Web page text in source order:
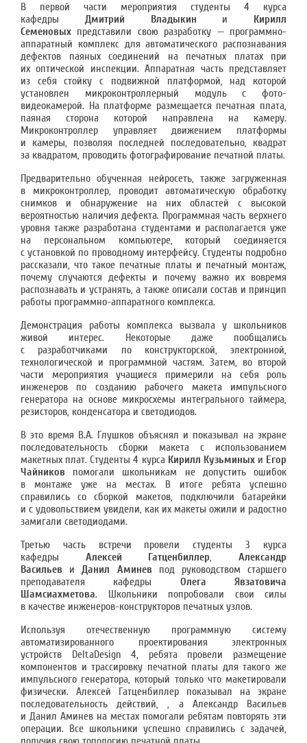
В первой части мероприятия студенты 4 курса
кафедры Дмитрий Владыкин и Кирилл
Семеновых представили свою разработку — программно-
аппаратный комплекс для автоматического распознавания
дефектов паяных соединений на печатных платах при
их оптической инспекции. Аппаратная часть представляет
из себя стойку с подвижной платформой, над которой
установлен микроконтроллерный модуль с фото-
видеокамерой. На платформе размещается печатная плата,
паяная сторона которой направлена на камеру.
Микроконтроллер управляет движением платформы
и камеры, позволяя последней последовательно, квадрат
за квадратом, проводить фотографирование печатной платы.
Предварительно обученная нейросеть, также загруженная
в микроконтроллер, проводит автоматическую обработку
снимков и обнаружение на них областей с высокой
вероятностью наличия дефекта. Программная часть верхнего
уровня также разработана студентами и располагается уже
на персональном компьютере, который соединяется
с установкой по проводному интерфейсу. Студенты подробно
рассказали, что такое печатные платы и печатный монтаж,
почему случаются дефекты и почему важно их вовремя
распознавать и устранять, а также описали состав и принцип
работы программно-аппаратного комплекса.
Демонстрация работы комплекса вызвала у школьников
живой интерес. Некоторые даже пообщались
с разработчиками по конструкторской, электронной,
технологической и программной частям. Затем, во второй
части мероприятия учащиеся примерили на себя роль
инженеров по созданию рабочего макета импульсного
генератора на основе микросхемы интегрального таймера,
резисторов, конденсатора и светодиодов.
В это время В.А. Глушков объяснял и показывал на экране
последовательность сборки макета с использованием
макетных плат. Студенты 4 курса Кирилл Кузьминыхи Егор
Чайников помогали школьникам не допустить ошибок
в монтаже уже на местах. В итоге ребята успешно
справились со сборкой макетов, подключили батарейки
и с удовольствием увидели, как их макеты ожили и радостно
замигали светодиодами.
Третью часть встречи провели студенты 3 курса
кафедры Алексей Гатценбиллер,Александр
Васильев иДанил Аминевпод руководством старшего
преподавателя кафедры Олега Явзатовича
Шамсиахметова. Школьники попробовали свои силы
в качестве инженеров-конструкторов печатных узлов.
Используя отечественную программную систему
автоматизированного проектирования электронных
устройств DeltaDesign 4, ребята провели размещение
компонентов и трассировку печатной платы для такого же
импульсного генератора, который только что макетировали
физически. Алексей Гатценбиллер показывал на экране
последовательность действий, , а Александр Васильев
и Данил Аминев на местах помогали ребятам повторять эти
операции. Все школьники успешно справились с задачей,